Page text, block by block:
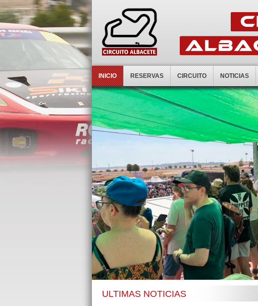
INICIO RESERVAS CIRCUITO NOTICIAS
ULTIMAS NOTICIAS